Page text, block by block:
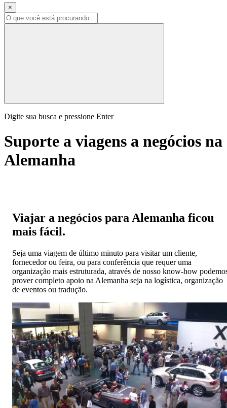
×
Digite sua busca e pressione Enter
Suporte a viagens a negócios na
Alemanha
Viajar a negócios para Alemanha ficou
mais fácil.
Seja uma viagem de último minuto para visitar um cliente,
fornecedor ou feira, ou para conferência que requer uma
organização mais estruturada, através de nosso know-how
prover completo apoio na Alemanha seja na logística, organização
de eventos ou tradução.